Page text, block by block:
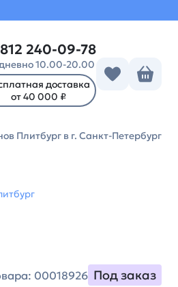
240-09-78
10.00-20.00
доставка
от 40 000 ₽
Плитбург в г. Санкт-Петербург
00018926 Под заказ